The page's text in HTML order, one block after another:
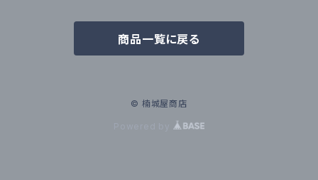
商品一覧に戻る
© 楠城屋商店